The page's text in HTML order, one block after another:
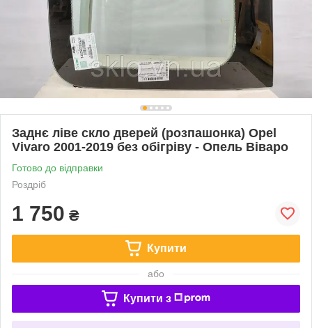
Заднє ліве скло дверей (розпашонка) Opel
Vivaro 2001-2019 без обігріву - Опель Віваро
Готово до відправки
Роздріб
1 750 ₴
Купити
або
Купити з